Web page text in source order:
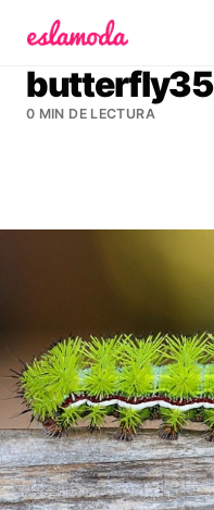
butterfly35
0 MIN DE LECTURA